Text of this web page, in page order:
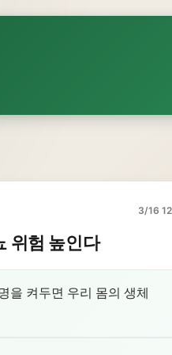
3/16
위험 높인다
을 켜두면 우리 몸의 생체